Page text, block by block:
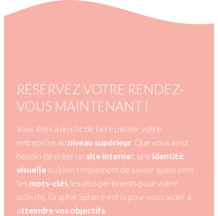
RÉSERVEZ VOTRE RENDEZ-
VOUS MAINTENANT !
Vous êtes à un clic de faire passer votre
entreprise au niveau supérieur. Que vous ayez
besoin de créer un site internet, une identité
visuelleou bien simplement de savoir quels sont
les mots-clés les plus pertinents pour votre
activité, Graphik Sphere est là pour vous aider à
atteindre vos objectifs.